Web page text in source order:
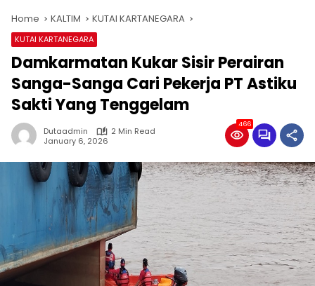
Home KALTIM KUTAI KARTANEGARA
KUTAI KARTANEGARA
Damkarmatan Kukar Sisir Perairan
Sanga-Sanga Cari Pekerja PT Astiku
Sakti Yang Tenggelam
Dutaadmin
2 Min Read
January 6, 2026
466